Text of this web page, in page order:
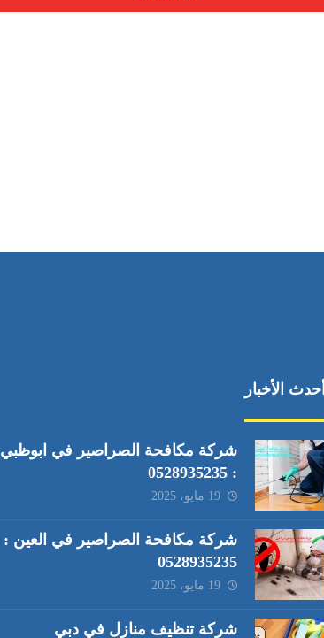
أحدث الأخبار
شركة مكافحة الصراصير في ابوظبي
: 0528935235
19 مايو، 2025
شركة مكافحة الصراصير في العين :
0528935235
19 مايو، 2025
شركة تنظيف منازل في دبي